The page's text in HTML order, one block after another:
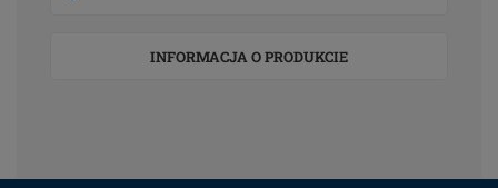
INFORMACJA O PRODUKCIE